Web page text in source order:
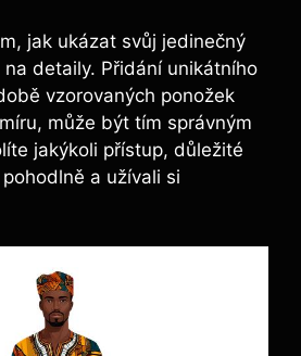
jak ukázat svůj jedinečný
detaily. Přidání unikátního
vzorovaných ponožek
může ⁤být tím správným
jakýkoli přístup, důležité
a⁢ užívali ⁤si